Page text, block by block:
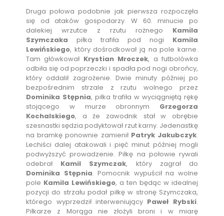
Druga połowa podobnie jak pierwsza rozpoczęła
się od ataków gospodarzy. W 60. minucie po
dalekiej wrzutce z rzutu rożnego Kamila
Szymczaka piłka trafiła pod nogi Kamila
Lewińskiego, który dośrodkował ją na pole karne.
Tam główkował Krystian Mroczek, a futbolówka
odbiła się od poprzeczki i spadła pod nogi obrońcy,
który oddalił zagrożenie. Dwie minuty później po
bezpośrednim strzale z rzutu wolnego przez
Dominika Stępnia, piłka trafiła w wyciągniętą rękę
stojącego w murze obronnym Grzegorza
Kochalskiego, a że zawodnik stał w obrębie
szesnastki sędzia podyktował rzut karny. Jedenastkę
na bramkę ponownie zamienił Patryk Jakubczyk.
Lechiści dalej atakowali i pięć minut później mogli
podwyższyć prowadzenie. Piłkę na połowie rywali
odebrał Kamil Szymczak, który zagrał do
Dominika Stępnia. Pomocnik wypuścił na wolne
pole Kamila Lewińskiego, a ten będąc w idealnej
pozycji do strzału podał piłkę w stronę Szymczaka,
którego wyprzedził interweniujący Paweł Rybski.
Piłkarze z Morąga nie złożyli broni i w miarę